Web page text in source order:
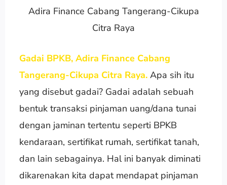
Adira Finance Cabang Tangerang-Cikupa
Citra Raya
Gadai BPKB, Adira Finance Cabang
Tangerang-Cikupa Citra Raya. Apa sih itu
yang disebut gadai? Gadai adalah sebuah
bentuk transaksi pinjaman uang/dana tunai
dengan jaminan tertentu seperti BPKB
kendaraan, sertifikat rumah, sertifikat tanah,
dan lain sebagainya. Hal ini banyak diminati
dikarenakan kita dapat mendapat pinjaman